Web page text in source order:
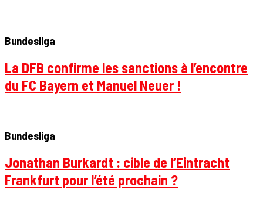
Bundesliga
La DFB confirme les sanctions à l’encontre
du FC Bayern et Manuel Neuer !
Bundesliga
Jonathan Burkardt : cible de l’Eintracht
Frankfurt pour l’été prochain ?